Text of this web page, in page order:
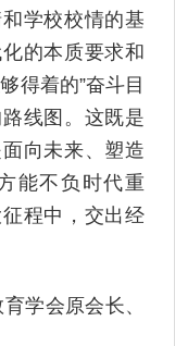
学校校情的基
的本质要求和
得着的”奋斗目
线图。这既是
向未来、塑造
能不负时代重
程中，交出经
学会原会长、